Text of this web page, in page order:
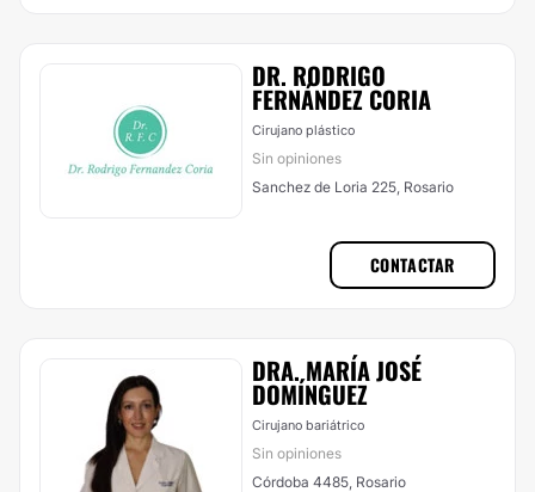
DR. RODRIGO
FERNÁNDEZ CORIA
Cirujano plástico
Sin opiniones
Sanchez de Loria 225, Rosario
CONTACTAR
DRA. MARÍA JOSÉ
DOMÍNGUEZ
Cirujano bariátrico
Sin opiniones
Córdoba 4485, Rosario